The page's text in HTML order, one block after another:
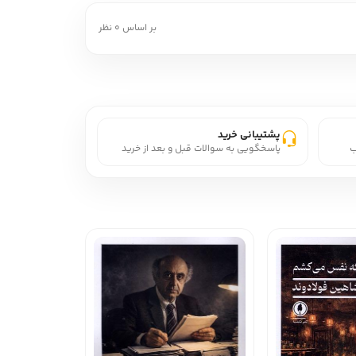
بر اساس 0 نظر
پشتیبانی خرید
پاسخگویی به سوالات قبل و بعد از خرید